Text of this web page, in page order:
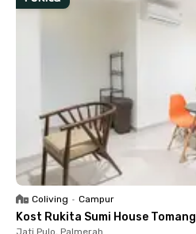
Coliving • Campur
Kost Rukita Sumi House Tomang
Jati Pulo, Palmerah